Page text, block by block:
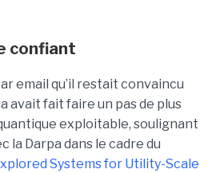
confiant
email qu’il restait convaincu
avait fait faire un pas de plus
exploitable, soulignant
la Darpa dans le cadre du
Systems for Utility-Scale